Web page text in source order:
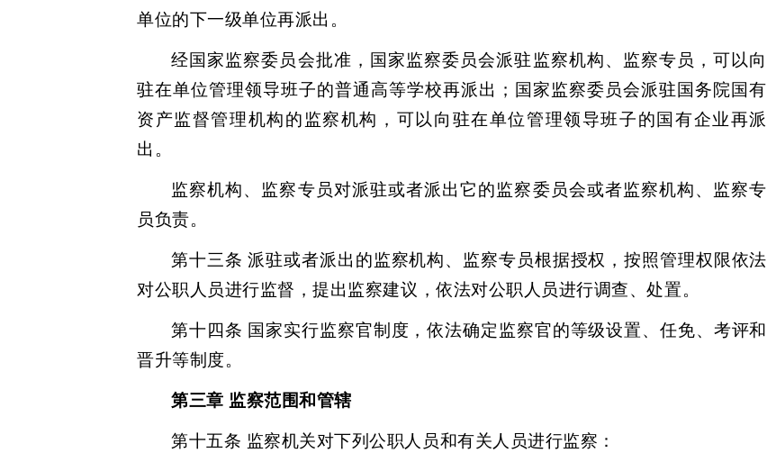
单位的下一级单位再派出。
经国家监察委员会批准，国家监察委员会派驻监察机构、监察专员，可以向
驻在单位管理领导班子的普通高等学校再派出；国家监察委员会派驻国务院国有
资产监督管理机构的监察机构，可以向驻在单位管理领导班子的国有企业再派
出。
监察机构、监察专员对派驻或者派出它的监察委员会或者监察机构、监察专
员负责。
第十三条 派驻或者派出的监察机构、监察专员根据授权，按照管理权限依法
对公职人员进行监督，提出监察建议，依法对公职人员进行调查、处置。
第十四条 国家实行监察官制度，依法确定监察官的等级设置、任免、考评和
晋升等制度。
第三章 监察范围和管辖
第十五条 监察机关对下列公职人员和有关人员进行监察：